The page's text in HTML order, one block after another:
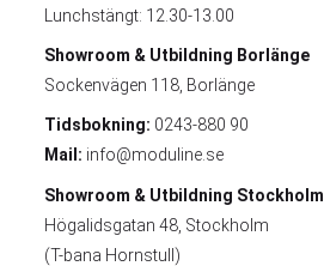
Lunchstängt: 12.30-13.00
Showroom & Utbildning Borlänge
Sockenvägen 118, Borlänge
Tidsbokning: 0243-880 90
Mail: info@moduline.se
Showroom & Utbildning Stockholm
Högalidsgatan 48, Stockholm
(T-bana Hornstull)